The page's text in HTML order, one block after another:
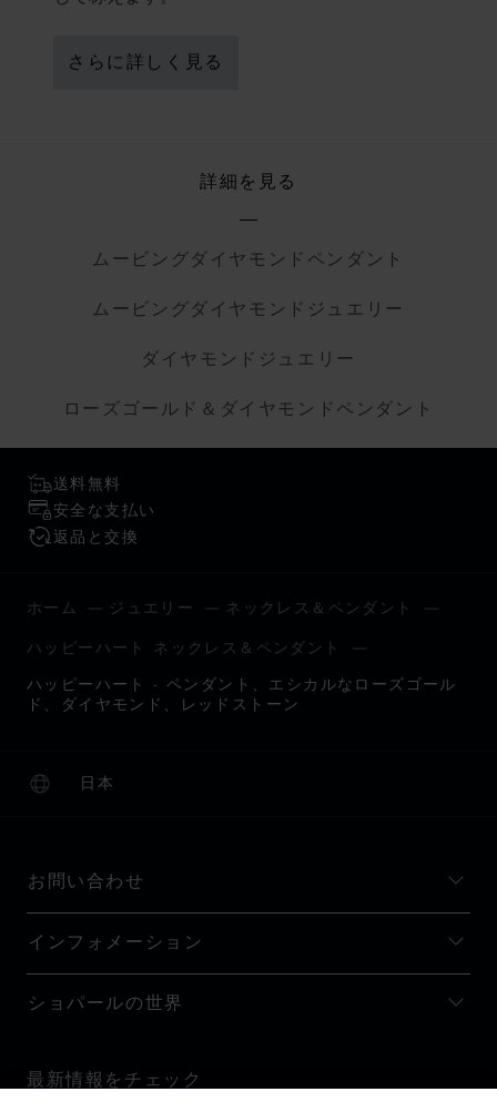
さらに詳しく見る
詳細を見る
ムービングダイヤモンドペンダント
ムービングダイヤモンドジュエリー
ダイヤモンドジュエリー
ローズゴールド＆ダイヤモンドペンダント
送料無料
安全な支払い
返品と交換
ホーム ジュエリー ネックレス＆ペンダント
ハッピーハート ネックレス＆ペンダント
ハッピーハート - ペンダント、エシカルなローズゴール
ド、ダイヤモンド、レッドストーン
日本
ローカリゼーション (国の変更)
国の変更
お問い合わせ
インフォメーション
ショパールの世界
最新情報をチェック